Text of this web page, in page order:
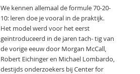
We kennen allemaal de formule 70-20-
10: leren doe je vooral in de praktijk.
Het model werd voor het eerst
geïntroduceerd in de jaren tach- tig van
de vorige eeuw door Morgan McCall,
Robert Eichinger en Michael Lombardo,
destijds onderzoekers bij Center for